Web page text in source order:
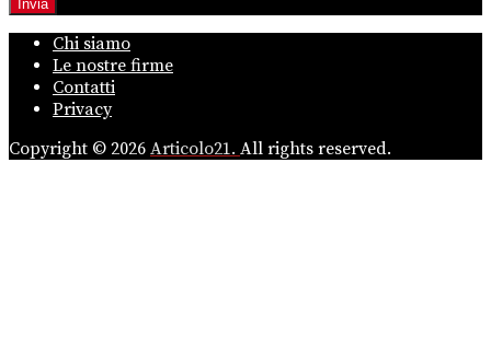
Chi siamo
Le nostre firme
Contatti
Privacy
Copyright © 2026 Articolo21. All rights reserved.